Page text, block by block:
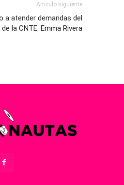
Artículo siguiente
a atender demandas del
la CNTE: Emma Rivera